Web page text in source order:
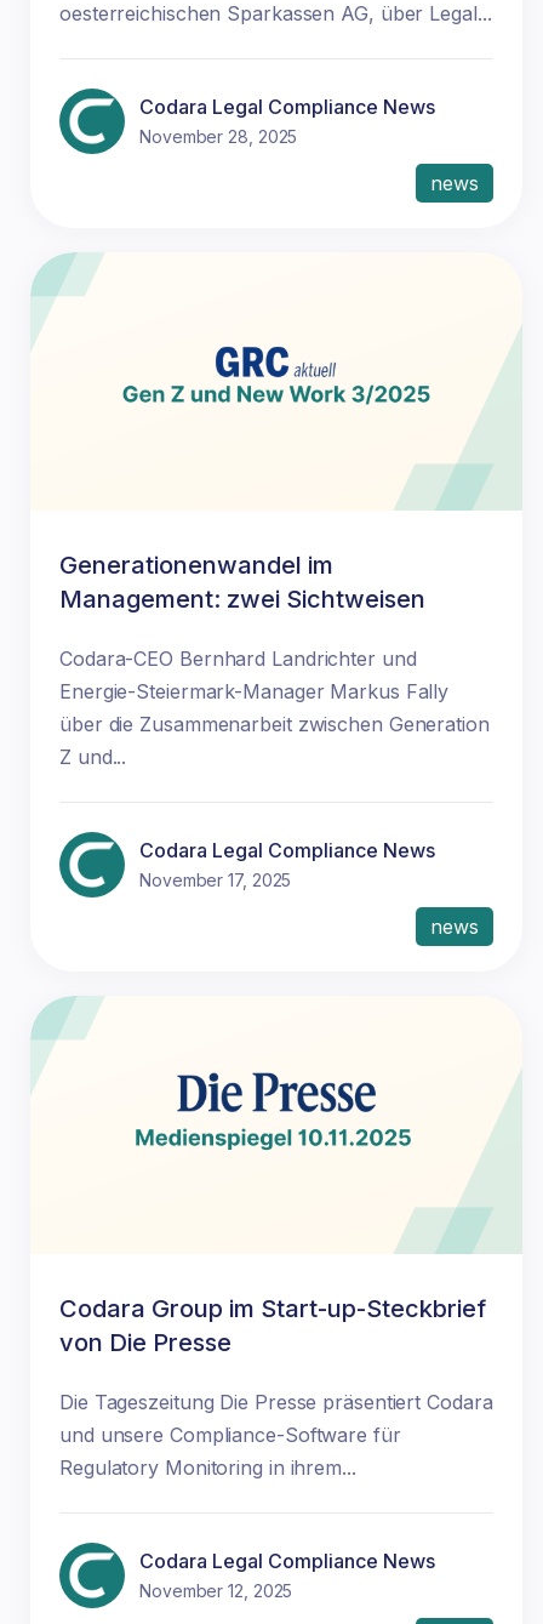
oesterreichischen Sparkassen AG, über Legal...
Codara Legal Compliance News
November 28, 2025
news
Generationenwandel im
Management: zwei Sichtweisen
Codara-CEO Bernhard Landrichter und
Energie-Steiermark-Manager Markus Fally
über die Zusammenarbeit zwischen Generation
Z und...
Codara Legal Compliance News
November 17, 2025
news
Codara Group im Start-up-Steckbrief
von Die Presse
Die Tageszeitung Die Presse präsentiert Codara
und unsere Compliance-Software für
Regulatory Monitoring in ihrem...
Codara Legal Compliance News
November 12, 2025